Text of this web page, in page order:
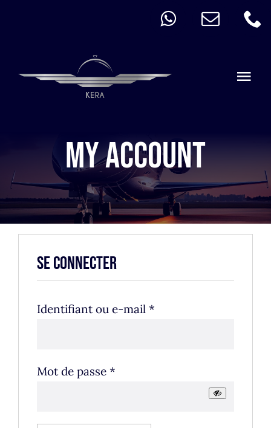
My Account
Se connecter
Identifiant ou e-mail *Obligatoire
Mot de passe *Obligatoire